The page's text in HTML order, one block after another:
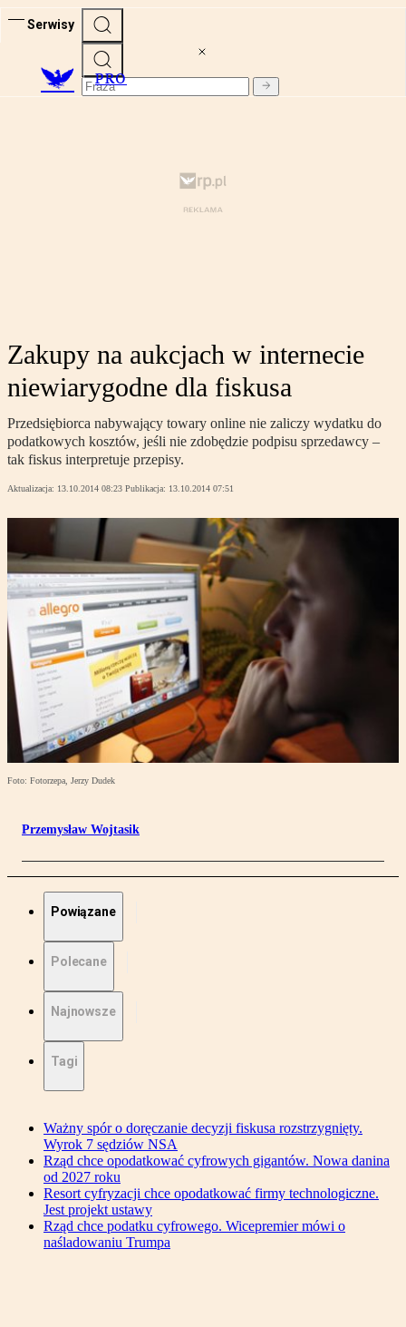
Serwisy
PRO
Zakupy na aukcjach w internecie
niewiarygodne dla fiskusa
Przedsiębiorca nabywający towary online nie zaliczy wydatku do
podatkowych kosztów, jeśli nie zdobędzie podpisu sprzedawcy –
tak fiskus interpretuje przepisy.
Aktualizacja: 13.10.2014 08:23 Publikacja: 13.10.2014 07:51
Foto: Fotorzepa, Jerzy Dudek
Przemysław Wojtasik
Powiązane
Polecane
Najnowsze
Tagi
Ważny spór o doręczanie decyzji fiskusa rozstrzygnięty.
Wyrok 7 sędziów NSA
Rząd chce opodatkować cyfrowych gigantów. Nowa danina
od 2027 roku
Resort cyfryzacji chce opodatkować firmy technologiczne.
Jest projekt ustawy
Rząd chce podatku cyfrowego. Wicepremier mówi o
naśladowaniu Trumpa